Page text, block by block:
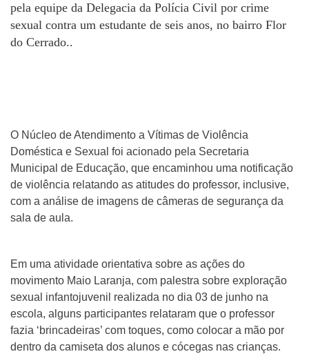
pela equipe da Delegacia da Polícia Civil por crime
sexual contra um estudante de seis anos, no bairro Flor
do Cerrado..
O Núcleo de Atendimento a Vítimas de Violência
Doméstica e Sexual foi acionado pela Secretaria
Municipal de Educação, que encaminhou uma notificação
de violência relatando as atitudes do professor, inclusive,
com a análise de imagens de câmeras de segurança da
sala de aula.
Em uma atividade orientativa sobre as ações do
movimento Maio Laranja, com palestra sobre exploração
sexual infantojuvenil realizada no dia 03 de junho na
escola, alguns participantes relataram que o professor
fazia ‘brincadeiras’ com toques, como colocar a mão por
dentro da camiseta dos alunos e cócegas nas crianças.